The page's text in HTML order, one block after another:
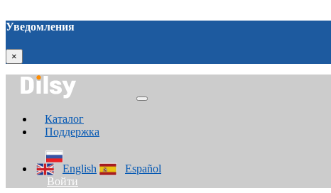
Уведомления
×
Каталог
Поддержка
English
Español
Войти